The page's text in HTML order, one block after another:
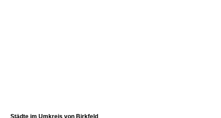
Städte im Umkreis von Birkfeld